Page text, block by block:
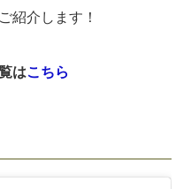
紹介します！
はこちら